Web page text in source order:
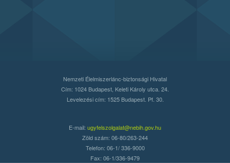
Nemzeti Élelmiszerlánc-biztonsági Hivatal
Cím: 1024 Budapest, Keleti Károly utca. 24.
Levelezési cím: 1525 Budapest. Pf. 30.
E-mail: ugyfelszolgalat@nebih.gov.hu
Zöld szám: 06-80/263-244
Telefon: 06-1/ 336-9000
Fax: 06-1/336-9479